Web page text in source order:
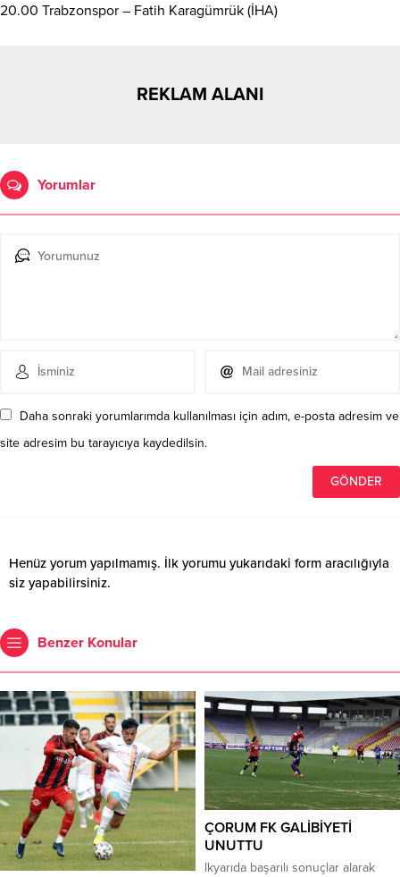
20.00 Trabzonspor – Fatih Karagümrük (İHA)
REKLAM ALANI
Yorumlar
Daha sonraki yorumlarımda kullanılması için adım, e-posta adresim ve
site adresim bu tarayıcıya kaydedilsin.
Henüz yorum yapılmamış. İlk yorumu yukarıdaki form aracılığıyla
siz yapabilirsiniz.
Benzer Konular
ÇORUM FK GALİBİYETİ
UNUTTU
lkyarıda başarılı sonuçlar alarak